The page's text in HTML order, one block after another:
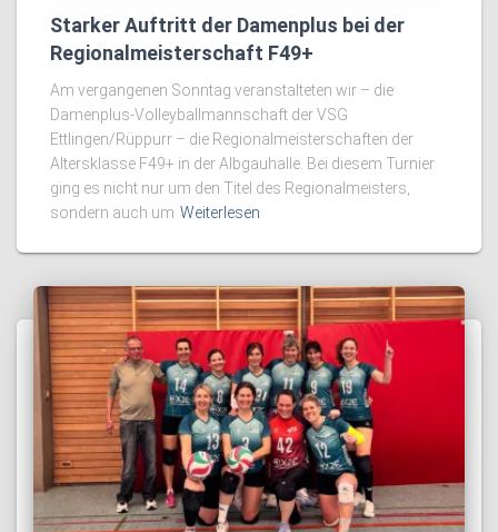
Starker Auftritt der Damenplus bei der
Regionalmeisterschaft F49+
Am vergangenen Sonntag veranstalteten wir – die
Damenplus-Volleyballmannschaft der VSG
Ettlingen/Rüppurr – die Regionalmeisterschaften der
Altersklasse F49+ in der Albgauhalle. Bei diesem Turnier
ging es nicht nur um den Titel des Regionalmeisters,
sondern auch um Weiterlesen